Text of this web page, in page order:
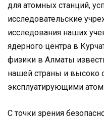
для атомных станций,
исследовательские
исследования наших
ядерного центра в
физики в Алматы
нашей страны и высоко
эксплуатирующими
С точки зрения